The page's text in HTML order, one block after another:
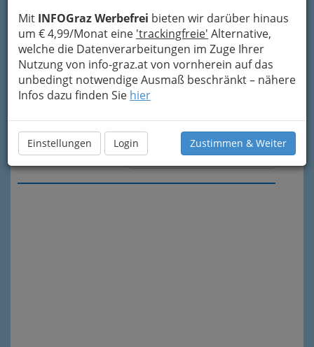
Mit INFOGraz Werbefrei bieten wir darüber hinaus
um € 4,99/Monat eine 'trackingfreie' Alternative,
welche die Datenverarbeitungen im Zuge Ihrer
Nutzung von info-graz.at von vornherein auf das
unbedingt notwendige Ausmaß beschränkt – nähere
Infos dazu finden Sie hier
Einstellungen Login Zustimmen & Weiter
Meine Nachricht senden